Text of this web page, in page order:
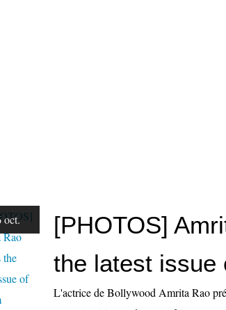
oct.
[PHOTOS]
the latest issue
L'actrice de Bollywood Amrita Rao